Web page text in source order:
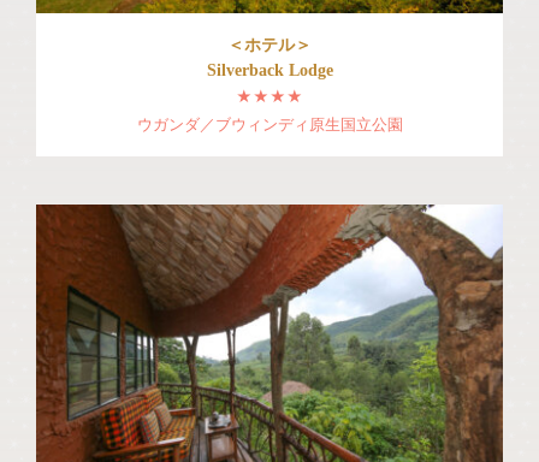
＜ホテル＞
Silverback Lodge
★★★★
ウガンダ／ブウィンディ原生国立公園